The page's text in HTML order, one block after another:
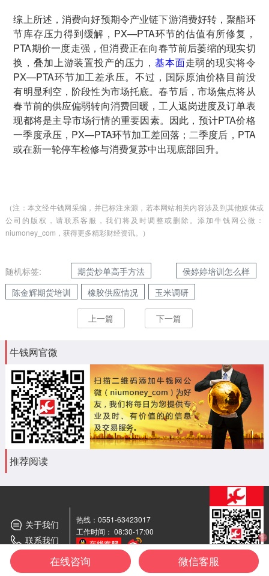
综上所述，消费向好预期令产业链下游消费好转，聚酯环
节库存压力得到缓解，PX—PTA环节的估值有所修复，
PTA期价一度走强，但消费正在向春节前后萎缩的现实切
换，叠加上游装置投产的压力，基本面走弱的现实将令
PX—PTA环节加工差承压。不过，国际原油价格目前没
有明显利空，阶段性为市场托底。春节后，市场焦点将从
春节前的供应偏弱转向消费回暖，工人返岗进度及订单表
现都将是主导市场行情的重要因素。因此，预计PTA价格
一季度承压，PX—PTA环节加工差回落；二季度后，PTA
或在新一轮停车检修与消费复苏中出现底部回升。
（注：本文经牛钱网采编，并已标注来源，若本网站相关内容涉及到其他媒体或
公司的版权，请联系客服，我们将及时调整或删除。添加牛钱网公微：
niumoney_com，获得更多精彩财经资讯。）
随机标签: 期货炒单高手方法
侯婷婷培训怎么样
陈金辉期货培训
橡胶供应情况 玉米调研
上一篇 下一篇
牛钱网官微
推荐阅读
关于我们
联系我们
热线：0551-63423017
工作时间： 08:30-17:00
微信公众号
期货
交流群
在线咨询 微信客服